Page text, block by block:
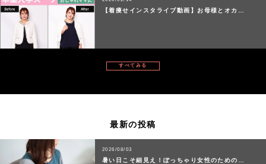
【着痩せインスタライブ動画】お母様とオカ…
すべてみる
最新の投稿
2026/08/03
暑い日こそ細見え！ぽっちゃり女性のための…